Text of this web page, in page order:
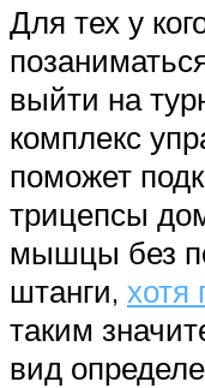
Для тех у
выйти на
комплекс
поможет
трицепсы
мышцы без
штанги, хотя
таким
вид